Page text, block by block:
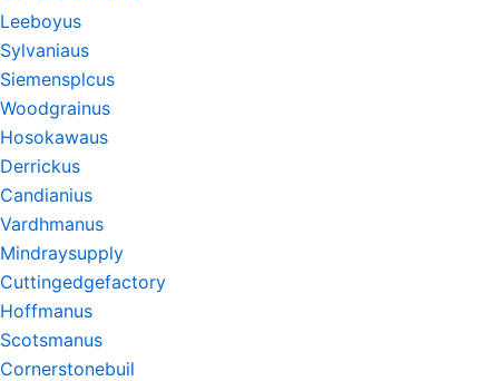
Leeboyus
Sylvaniaus
Siemensplcus
Woodgrainus
Hosokawaus
Derrickus
Candianius
Vardhmanus
Mindraysupply
Cuttingedgefactory
Hoffmanus
Scotsmanus
Cornerstonebuil